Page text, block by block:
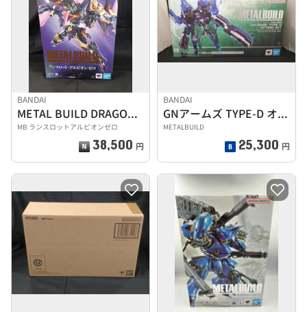
BANDAI
METAL BUILD DRAGON SCALE
MB ランスロットアルビオンゼロ
38,500 円
BANDAI
GNアームズ TYPE-D オプションセット
METALBUILD
25,300 円